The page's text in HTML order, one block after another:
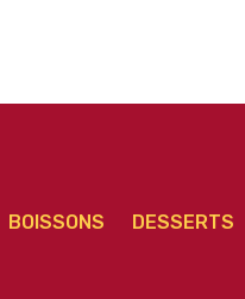
BOISSONS DESSERTS